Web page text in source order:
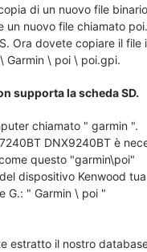
di un nuovo file
nuovo file chiamato
Ora dovete copiare il
Garmin \ poi \ poi.gpi.
supporta la scheda SD.
chiamato " garmin ".
DNX9240BT è
questo "garmin\poi"
dispositivo Kenwood
G.: " Garmin \ poi "
estratto il nostro